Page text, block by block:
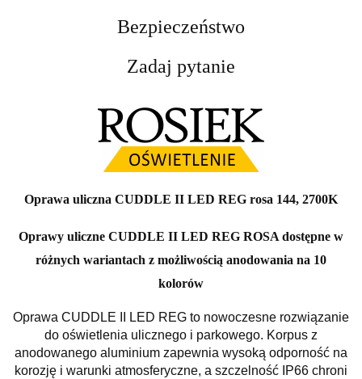
Bezpieczeństwo
Zadaj pytanie
Oprawa uliczna CUDDLE II LED REG rosa 144, 2700K
Oprawy uliczne CUDDLE II LED REG ROSA dostępne w
różnych wariantach z możliwością anodowania na 10
kolorów
Oprawa CUDDLE II LED REG to nowoczesne rozwiązanie
do oświetlenia ulicznego i parkowego. Korpus z
anodowanego aluminium zapewnia wysoką odporność na
korozję i warunki atmosferyczne, a szczelność IP66 chroni